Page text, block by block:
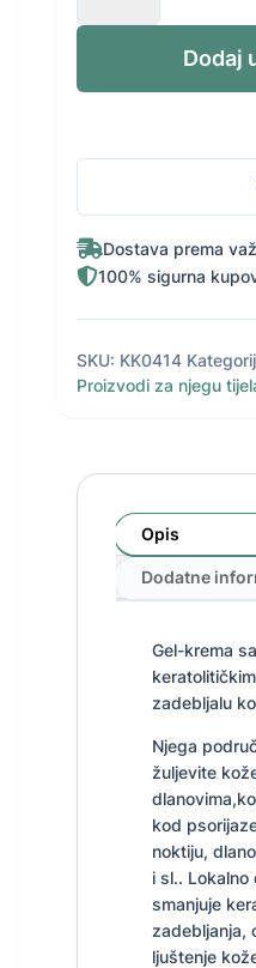
30
količina
Dodaj
Dostava prema
100% sigurna
SKU: KK0414
Proizvodi za njegu
Opis
Dodatne
Gel-krema
zadebljalu
Njega
žuljevite
kod
noktiju,
i sl..
smanjuje
zadebljanja,
ljuštenje